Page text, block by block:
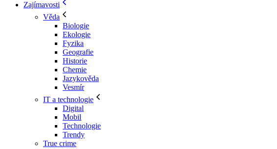
Zajímavosti
Věda
Biologie
Ekologie
Fyzika
Geografie
Historie
Chemie
Jazykověda
Vesmír
IT a technologie
Digital
Mobil
Technologie
Trendy
True crime